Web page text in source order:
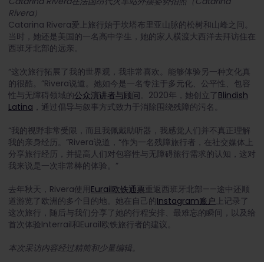
Rivera）
Catarina Rivera爱上旅行始于坎塔布里亚山脉的松树和山峰之间。
当时，她还是美国的一名高中学生，她的家人横渡大西洋去拜访住在
西班牙北部的远亲。
“这次旅行拓展了我的世界观，我非常喜欢。能够体验另一种文化真
的很酷。”Rivera说道。她如今是一名专注于多元化、公平性、包容
性与无障碍领域的公众演讲者与顾问 。2020年，她创立了Blindish
Latina ，通过倡导与叙事方式致力于消除围绕残障的污名。
“我的视野非常受限，而且我佩戴助听器，我感觉人们并不真正理解
我的亲身经历。”Rivera说道，“作为一名残障旅行者，在社交媒体上
分享旅行经历，并提高人们对包容性与无障碍旅行需求的认知，这对
我来说是一次非常棒的体验。”
去年秋天，Rivera使用Eurail欧铁通票重返西班牙北部——途中还顺
道游览了欧洲的多个目的地。她在自己的Instagram账户 上记录了
这次旅行，随后与我们分享了她的行程安排、最难忘的瞬间，以及给
首次体验Interrail和Eurail欧铁旅行者的建议。
本次采访内容经过精简和少量编辑。